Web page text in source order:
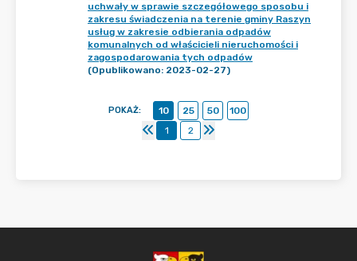
uchwały w sprawie szczegółowego sposobu i
zakresu świadczenia na terenie gminy Raszyn
usług w zakresie odbierania odpadów
komunalnych od właścicieli nieruchomości i
zagospodarowania tych odpadów
(Opublikowano: 2023-02-27)
POKAŻ: 10 25 50
100
1
2